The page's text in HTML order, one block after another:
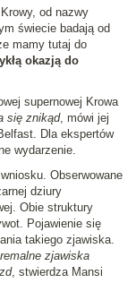
od nazwy
świecie badają od
mamy tutaj do
okazją do
supernowej Krowa
się znikąd, mówi jej
Dla ekspertów
wydarzenie.
Obserwowane
dziury
Obie struktury
Pojawienie się
takiego zjawiska.
zjawiska
, stwierdza Mansi